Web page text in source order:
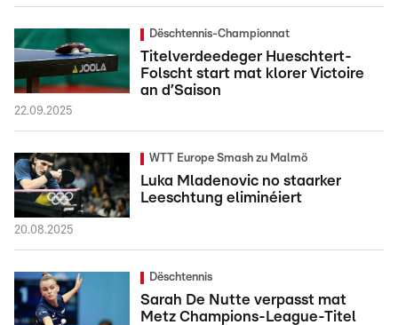
Dëschtennis-Championnat
Titelverdeedeger Hueschtert-
Folscht start mat klorer Victoire
an d’Saison
22.09.2025
WTT Europe Smash zu Malmö
Luka Mladenovic no staarker
Leeschtung eliminéiert
20.08.2025
Dëschtennis
Sarah De Nutte verpasst mat
Metz Champions-League-Titel